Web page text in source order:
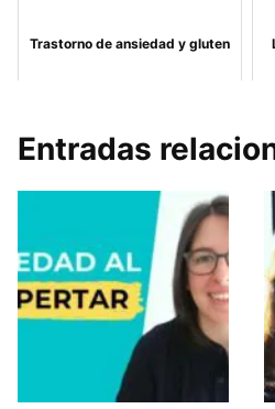
Trastorno de ansiedad y gluten
Entradas